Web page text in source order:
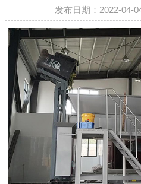
发布日期：2022-04-